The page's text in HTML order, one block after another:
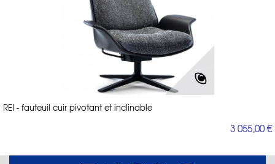
REI - fauteuil cuir pivotant et inclinable
3 055,00 €